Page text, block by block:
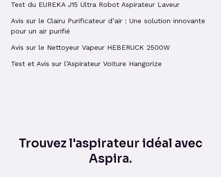
Test du EUREKA J15 Ultra Robot Aspirateur Laveur
Avis sur le Clairu Purificateur d’air : Une solution innovante
pour un air purifié
Avis sur le Nettoyeur Vapeur HEBERUCK 2500W
Test et Avis sur l’Aspirateur Voiture Hangorize
Trouvez l'aspirateur idéal avec
Aspira.